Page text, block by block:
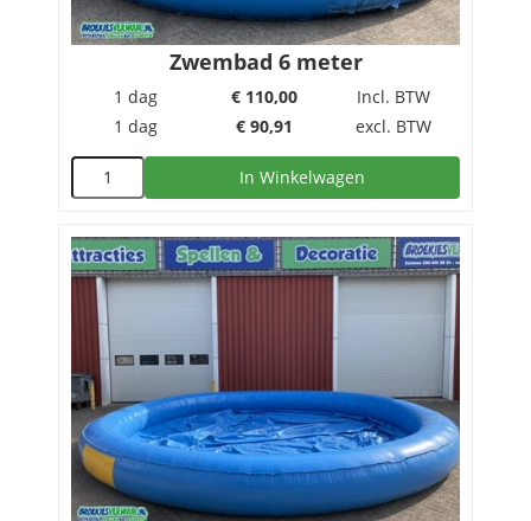
Zwembad 6 meter
1 dag € 110,00
Incl. BTW
1 dag
€ 90,91 excl. BTW
In Winkelwagen